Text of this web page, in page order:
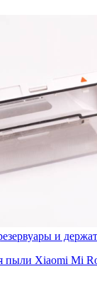
и
пыли Xiaomi Mi